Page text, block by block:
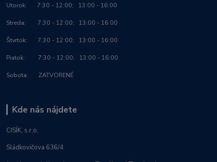
Utorok: 7:30 - 12:00; 13:00 - 16:00
Streda: 7:30 - 12:00; 13:00 - 16:00
Štvrtok: 7:30 - 12:00; 13:00 - 16:00
Piatok: 7:30 - 12:00; 13:00 - 16:00
Sobota: ZATVORENÉ
Kde nás nájdete
CISÍK, s.r.o.
Sládkovičova 636/4